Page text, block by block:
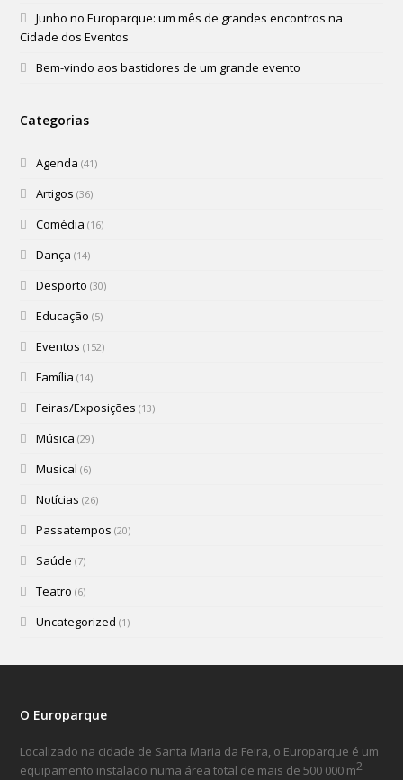
Junho no Europarque: um mês de grandes encontros na
Cidade dos Eventos
Bem-vindo aos bastidores de um grande evento
Categorias
Agenda (41)
Artigos (36)
Comédia (16)
Dança (14)
Desporto (30)
Educação (5)
Eventos (152)
Família (14)
Feiras/Exposições (13)
Música (29)
Musical (6)
Notícias (26)
Passatempos (20)
Saúde (7)
Teatro (6)
Uncategorized (1)
O Europarque
Localizado na cidade de Santa Maria da Feira, o Europarque é um
equipamento instalado numa área total de mais de 500 000 m2